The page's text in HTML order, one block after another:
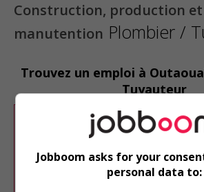
Construction, production et
manutention Plombier /
Trouvez un emploi à
Tuyauteur
Désolé, cette recherche n'a
résultat.
Veuillez faire une nouvelle
Vous pouvez en tout temps
Jobboom asks for your
personal data to: